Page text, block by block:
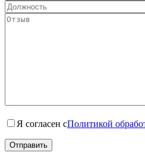
Я согласен сПолитикой